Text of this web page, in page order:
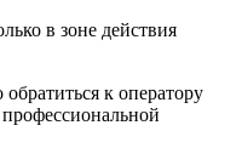
в зоне действия
к оператору